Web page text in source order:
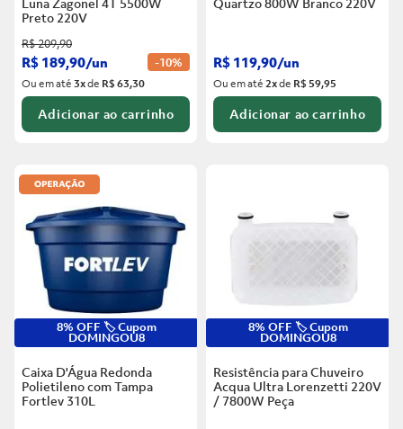
Luna Zagonel 4T 5500W
Preto 220V
R$209,90
R$ 189,90/un -10%
Ou em até3xde R$ 63,30
Adicionar ao carrinho
Quartzo 800W Branco 220V
R$ 119,90/un
Ou em até2xde R$ 59,95
Adicionar ao carrinho
8% OFF 🏷️ Cupom
DOMINGOU8
Caixa D'Água Redonda
Polietileno com Tampa
Fortlev 310L
8% OFF 🏷️ Cupom
DOMINGOU8
Resistência para Chuveiro
Acqua Ultra Lorenzetti 220V
/ 7800W Peça